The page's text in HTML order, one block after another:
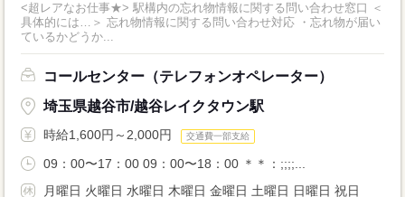
<超レアなお仕事★> 駅構内の忘れ物情報に関する問い合わせ窓口 ＜
具体的には…＞ 忘れ物情報に関する問い合わせ対応 ・忘れ物が届い
ているかどうか...
コールセンター（テレフォンオペレーター）
埼玉県越谷市/越谷レイクタウン駅
時給1,600円～2,000円 交通費一部支給
09：00〜17：00 09：00〜18：00 ＊＊：;;;;...
月曜日 火曜日 水曜日 木曜日 金曜日 土曜日 日曜日 祝日